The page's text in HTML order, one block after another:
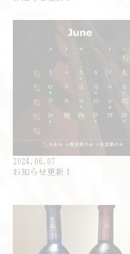
2024.06.07
お知らせ更新！